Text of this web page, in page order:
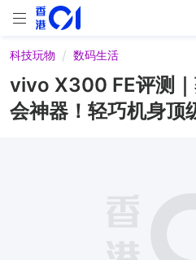
科技玩物 数码生活
vivo X300 FE评测
会神器！轻巧机身顶